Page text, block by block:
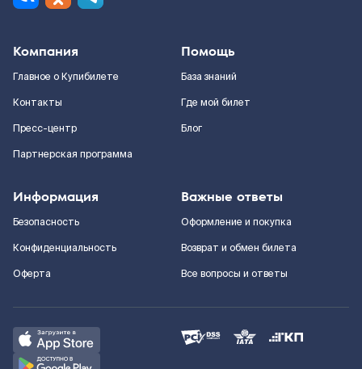
Компания
Главное о Купибилете
Контакты
Пресс-центр
Партнерская программа
Помощь
База знаний
Где мой билет
Блог
Информация
Безопасность
Конфиденциальность
Оферта
Важные ответы
Оформление и покупка
Возврат и обмен билета
Все вопросы и ответы